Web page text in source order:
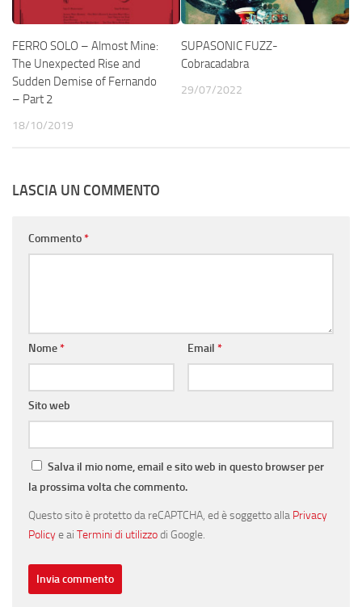
FERRO SOLO – Almost Mine:
The Unexpected Rise and
Sudden Demise of Fernando
– Part 2
18/10/2019
SUPASONIC FUZZ-
Cobracadabra
29/07/2022
LASCIA UN COMMENTO
Commento*
Nome* Email *
Sito web
Salva il mio nome, email e sito web in questo browser per
la prossima volta che commento.
Questo sito è protetto da reCAPTCHA, ed è soggetto alla Privacy
Policye ai Termini di utilizzodi Google.